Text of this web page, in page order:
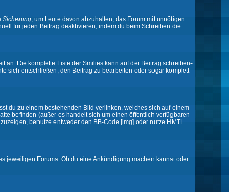
Sicherung, um Leute davon abzuhalten, das Forum mit unnötigen
für jeden Beitrag deaktivieren, indem du beim Schreiben die
an. Die komplette Liste der Smilies kann auf der Beitrag schreiben-
sich entschließen, den Beitrag zu bearbeiten oder sogar komplett
du zu einem bestehenden Bild verlinken, welches sich auf einem
befinden (außer es handelt sich um einen öffentlich verfügbaren
benutze entweder den BB-Code [img] oder nutze HMTL
jeweiligen Forums. Ob du eine Ankündigung machen kannst oder